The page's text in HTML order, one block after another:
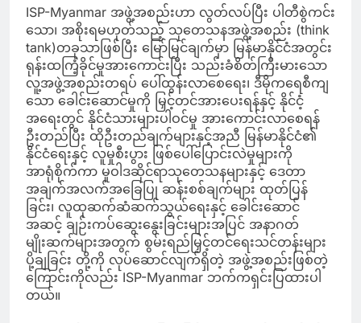
ISP-Myanmar အဖွဲ့အစည်းဟာ လွတ်လပ်ပြီး ပါတီစွဲကင်း
သော၊ အစိုးရမဟုတ်သည့် သုတေသနအဖွဲ့အစည်း (think
tank)တခုသာဖြစ်ပြီး မြော်မြင်ချက်မှာ မြန်မာနိုင်ငံအတွင်း
ရုန်းထကြံ့ခိုင်မှုအားကောင်းပြီး သည်းခံစိတ်ကြီးမားသော
လူ့အဖွဲ့အစည်းတရပ် ပေါ်ထွန်းလာစေရေး၊ ဒီမိုကရေစီကျ
သော ခေါင်းဆောင်မှုကို မြှင့်တင်အားပေးရန်နှင့် နိုင်ငံ့
အရေးတွင် နိုင်ငံသားများပါဝင်မှု အားကောင်းလာစေရန်
ဦးတည်ပြီး ထိုဦးတည်ချက်များနှင့်အညီ မြန်မာနိုင်ငံ၏
နိုင်ငံရေးနှင့် လူမှုစီးပွား ဖြစ်ပေါ်ပြောင်းလဲမှုများကို
အာရုံစိုက်ကာ မူဝါဒဆိုင်ရာသုတေသနများနှင့် ဒေတာ
အချက်အလက်အခြေပြု ဆန်းစစ်ချက်များ ထုတ်ပြန်
ခြင်း၊ လူထုဆက်ဆံဆက်သွယ်ရေးနှင့် ခေါင်းဆောင်
အဆင့် ချဉ်းကပ်ဆွေးနွေးခြင်းများအပြင် အနာဂတ်
မျိုးဆက်များအတွက် စွမ်းရည်မြှင့်တင်ရေးသင်တန်းများ
ပို့ချခြင်း တို့ကို လုပ်ဆောင်လျက်ရှိတဲ့ အဖွဲ့အစည်းဖြစ်တဲ့
ကြောင်းကိုလည်း ISP-Myanmar ဘက်ကရှင်းပြထားပါ
တယ်။